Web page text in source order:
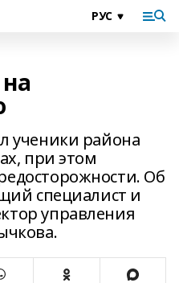
ученики района
при этом
Об
специалист и
управления